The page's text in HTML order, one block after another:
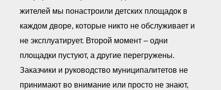
жителей мы понастроили детских площадок в
каждом дворе, которые никто не обслуживает и
не эксплуатирует. Второй момент – одни
площадки пустуют, а другие перегружены.
Заказчики и руководство муниципалитетов не
принимают во внимание или просто не знают,